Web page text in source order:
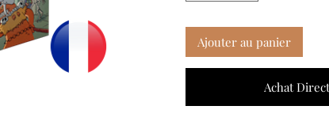
Ajouter au panier
Achat Direct